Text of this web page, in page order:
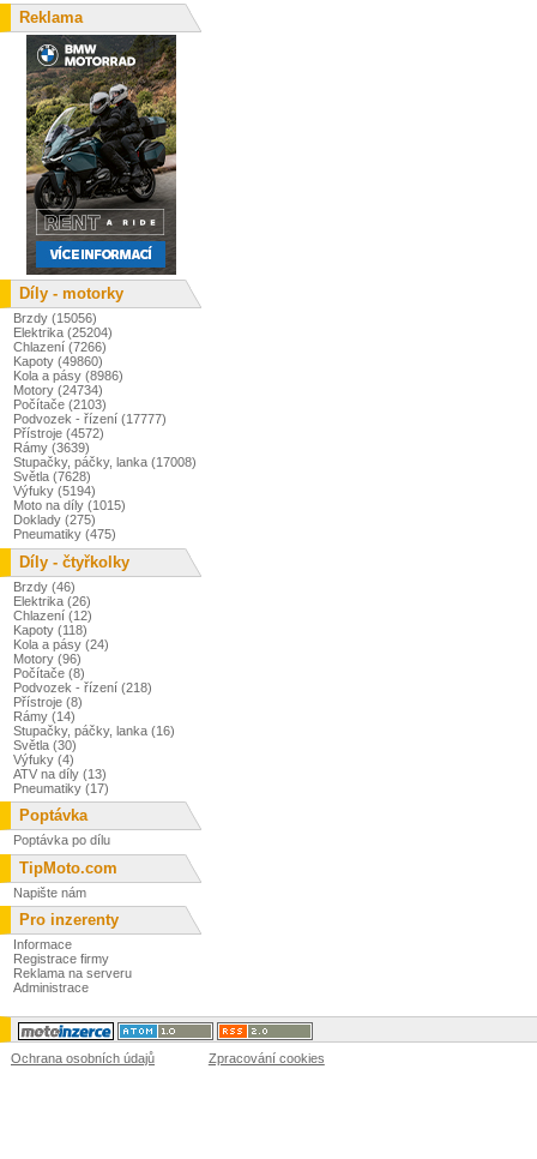
Reklama
Díly - motorky
Brzdy (15056)
Elektrika (25204)
Chlazení (7266)
Kapoty (49860)
Kola a pásy (8986)
Motory (24734)
Počítače (2103)
Podvozek - řízení (17777)
Přístroje (4572)
Rámy (3639)
Stupačky, páčky, lanka (17008)
Světla (7628)
Výfuky (5194)
Moto na díly (1015)
Doklady (275)
Pneumatiky (475)
Díly - čtyřkolky
Brzdy (46)
Elektrika (26)
Chlazení (12)
Kapoty (118)
Kola a pásy (24)
Motory (96)
Počítače (8)
Podvozek - řízení (218)
Přístroje (8)
Rámy (14)
Stupačky, páčky, lanka (16)
Světla (30)
Výfuky (4)
ATV na díly (13)
Pneumatiky (17)
Poptávka
Poptávka po dílu
TipMoto.com
Napište nám
Pro inzerenty
Informace
Registrace firmy
Reklama na serveru
Administrace
Ochrana osobních údajů Zpracování cookies